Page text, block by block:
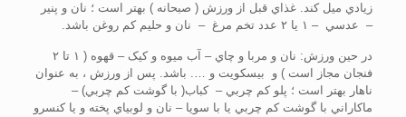
زيادي ميل کند. غذاي قبل از ورزش ( صبحانه ) بهتر است ؛ نان و پنير
– عدسي – ۱ يا ۲ عدد تخم مرغ – نان و حليم کم روغن باشد.
در حين ورزش: نان و مربا و چاي – آب ميوه و کيک – قهوه ( ۱ تا ۲
فنجان مجاز است ) و بيسکويت و …. باشد. پس از ورزش ، به عنوان
ناهار بهتر است ؛ پلو کم چربي – کباب( با گوشت کم چربي) –
ماکاراني با گوشت کم چربي يا با سويا – نان و لوبياي پخته و يا کنسرو